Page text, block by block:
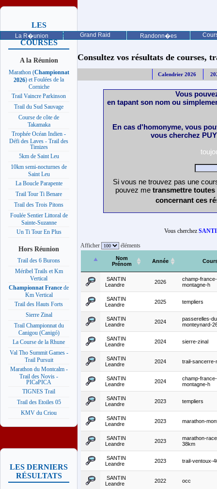
La R�union Grand Raid Randonn�es
LES
PROCHAINES
COURSES
A la Réunion
Marathon (Championnat
2026) et Foulées de la
Corniche
Trail Vaincre Parkinson
Trail du Sud Sauvage
Course de côte de
Takamaka
Trophée Océan Indien -
Défi des Laves - Trail des
Timizes
5km de Saint Leu
10km semi-nocturnes de
Saint Leu
La Boucle Parapente
Trail Tour Ti Benare
Trail des Trois Pitons
Foulée Sentier Littoral de
Sainte-Suzanne
Un Ti Tour En Plus
Hors Réunion
Trail des 6 Burons
Méribel Trails et Km
Vertical
Championnat France de
Km Vertical
Trail des Hauts Forts
Sierre Zinal
Trail Championnat du
Canigou (Canigó)
La Course de la Rhune
Val Tho Summit Games -
Trail Pursuit
Marathon du Montcalm -
Trail des Novis -
PICaPICA
TIGNES Trail
Trail des Etoiles 05
KMV du Criou
LES DERNIERS
RÉSULTATS
Consultez vos résultats de courses,
Calendrier 2026
Vous
en tapant son nom ou
En cas d'homonyme, vous
vous cherchez
Si vous ne trouvez pas une
pouvez me transmettre
concernant ces
Vous cherchez
Afficher éléments
Nom
Prénom
Année
SANTIN
Leandre
2026
champ-france-
montagne-h
SANTIN
Leandre
2025 templiers
SANTIN
Leandre
2024
passerelles-
monteynard-
SANTIN
Leandre
2024 sierre-zinal
SANTIN
Leandre
2024 trail-sancerre-
SANTIN
Leandre
2024
champ-france-
montagne-h
SANTIN
Leandre
2023 templiers
SANTIN
Leandre
2023 marathon-
SANTIN
Leandre
2023
marathon-
38km
SANTIN
Leandre
2023 trail-ventoux-
SANTIN
Leandre
2022 occ